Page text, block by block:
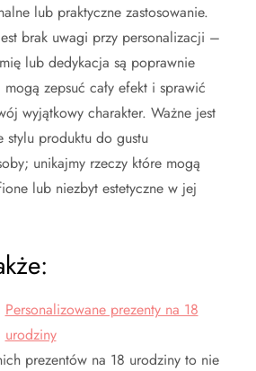
lub praktyczne zastosowanie.
brak uwagi przy personalizacji –
lub dedykacja są poprawnie
zepsuć cały efekt i sprawić
wyjątkowy charakter. Ważne jest
stylu produktu do gustu
unikajmy rzeczy które mogą
lub niezbyt estetyczne w jej
Personalizowane prezenty na 18
urodziny
prezentów na 18 urodziny to nie